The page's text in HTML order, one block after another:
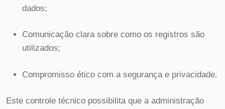
dados;
Comunicação clara sobre como os registros são
utilizados;
Compromisso ético com a segurança e privacidade.
Este controle técnico possibilita que a administração